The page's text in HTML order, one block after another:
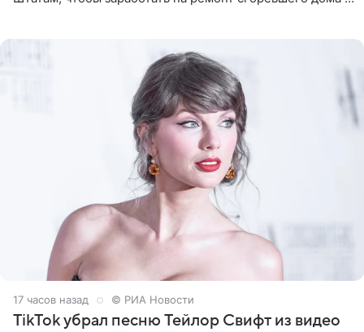
17 часов назад © РИА Новости
TikTok убрал песню Тейлор Свифт из видео